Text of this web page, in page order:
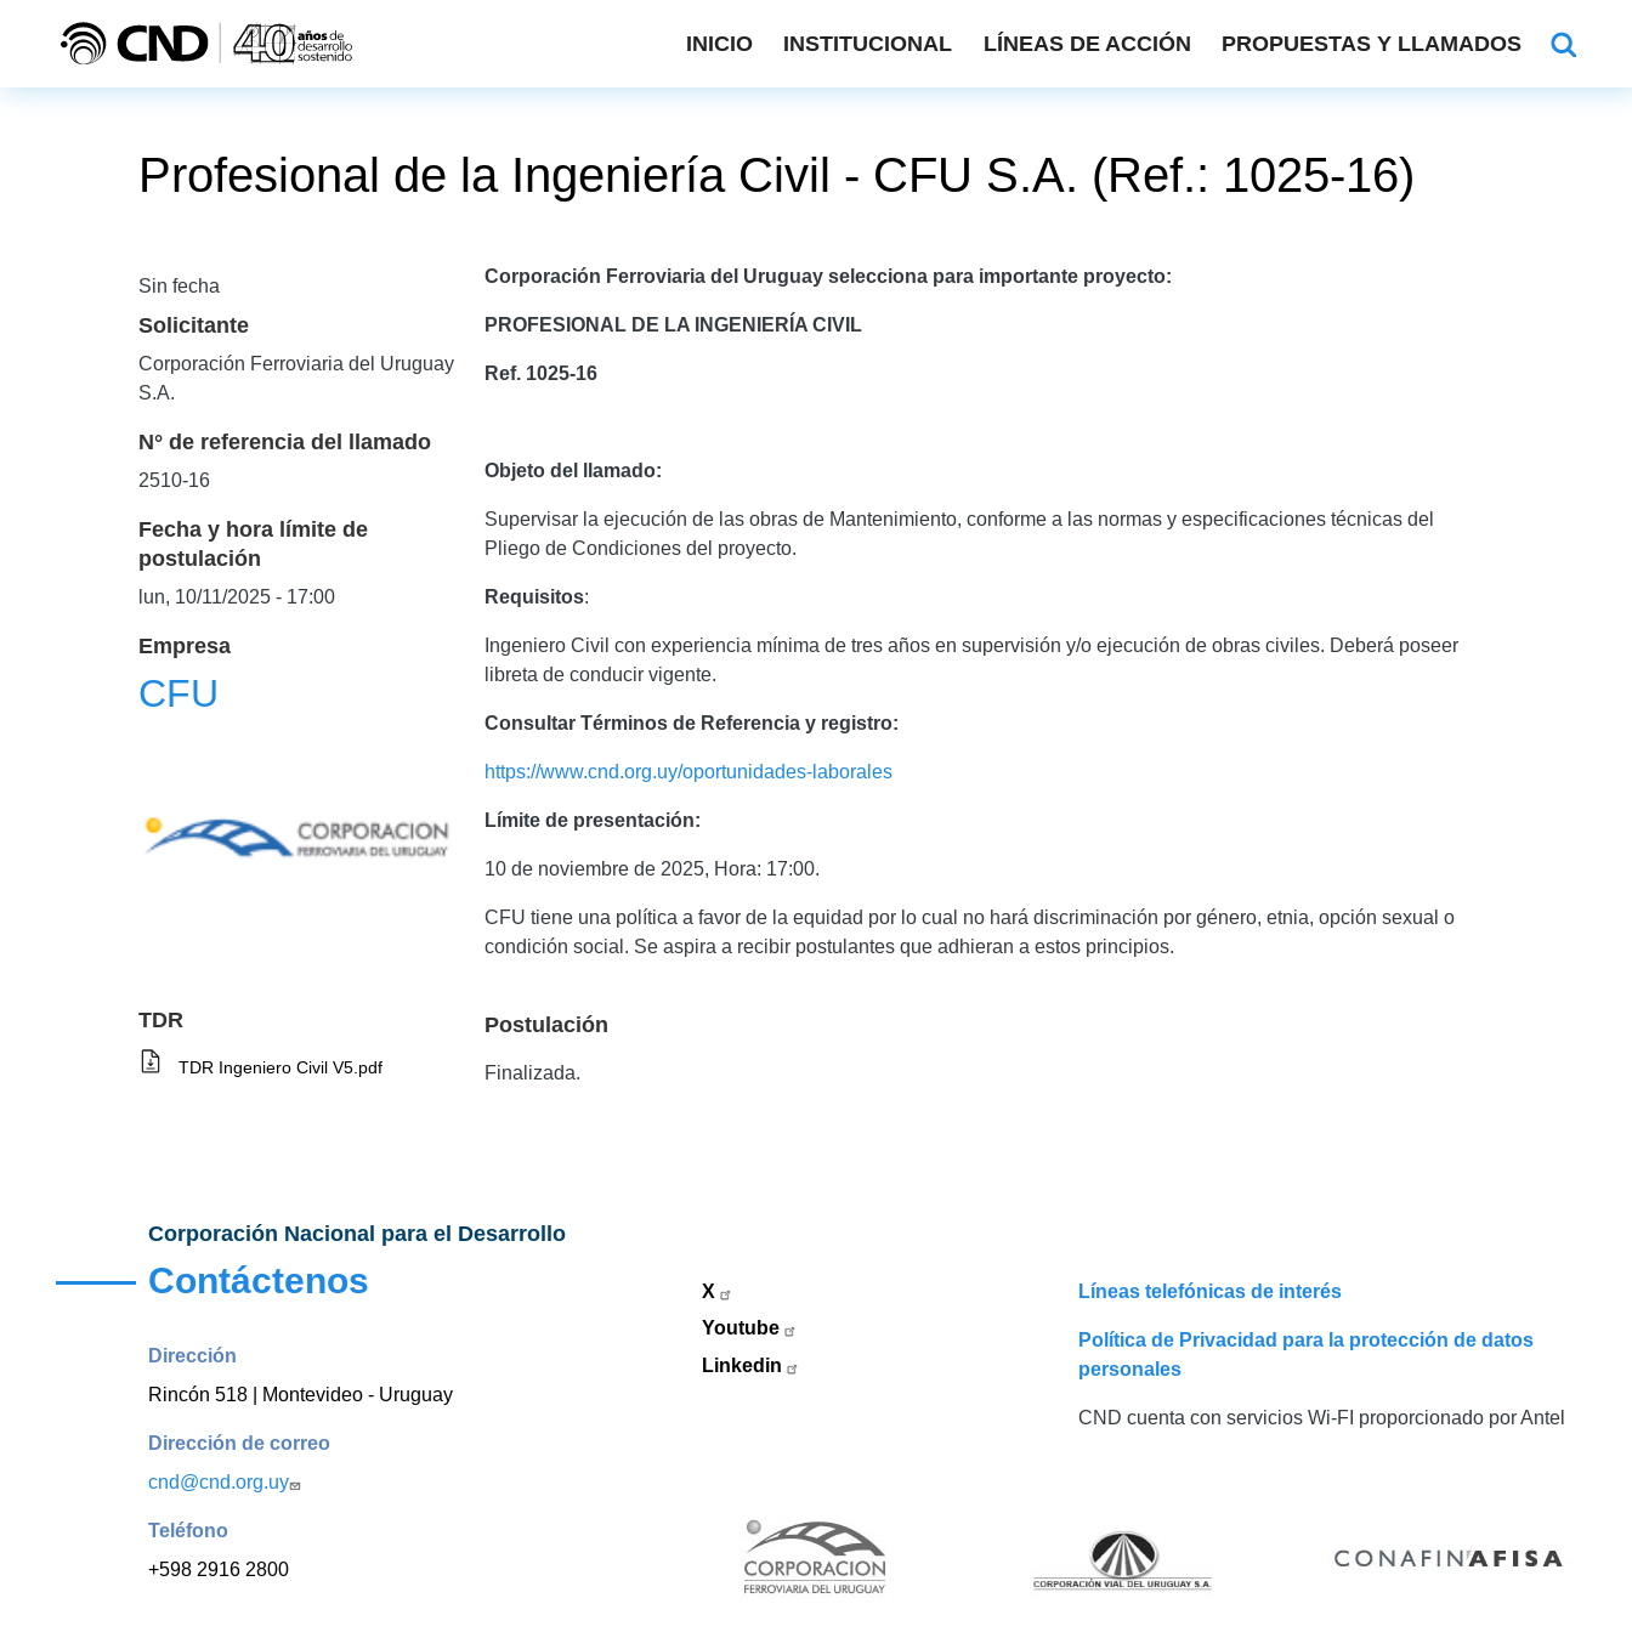
INICIO INSTITUCIONAL LÍNEAS DE ACCIÓN PROPUESTAS Y LLAMADOS
Profesional de la Ingeniería Civil - CFU S.A. (Ref.: 1025-16)
Sin fecha
Solicitante
Corporación Ferroviaria del Uruguay
S.A.
N° de referencia del llamado
2510-16
Fecha y hora límite de
postulación
lun, 10/11/2025 - 17:00
Empresa
CFU
TDR
TDR Ingeniero Civil V5.pdf
Corporación Ferroviaria del Uruguay selecciona para importante proyecto:
PROFESIONAL DE LA INGENIERÍA CIVIL
Ref. 1025-16
Objeto del llamado:
Supervisar la ejecución de las obras de Mantenimiento, conforme a las normas y especificaciones técnicas del
Pliego de Condiciones del proyecto.
Requisitos:
Ingeniero Civil con experiencia mínima de tres años en supervisión y/o ejecución de obras civiles. Deberá poseer
libreta de conducir vigente.
Consultar Términos de Referencia y registro:
https://www.cnd.org.uy/oportunidades-laborales
Límite de presentación:
10 de noviembre de 2025, Hora: 17:00.
CFU tiene una política a favor de la equidad por lo cual no hará discriminación por género, etnia, opción sexual o
condición social. Se aspira a recibir postulantes que adhieran a estos principios.
Postulación
Finalizada.
Corporación Nacional para el Desarrollo
Contáctenos
Dirección
Rincón 518 | Montevideo - Uruguay
Dirección de correo
cnd@cnd.org.uy
Teléfono
+598 2916 2800
X
Youtube
Linkedin
Líneas telefónicas de interés
Política de Privacidad para la protección de datos
personales
CND cuenta con servicios Wi-FI proporcionado por Antel